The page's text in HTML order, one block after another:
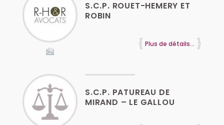
S.C.P. ROUET-HEMERY ET
ROBIN
Plus de détails...
S.C.P. PATUREAU DE
MIRAND – LE GALLOU